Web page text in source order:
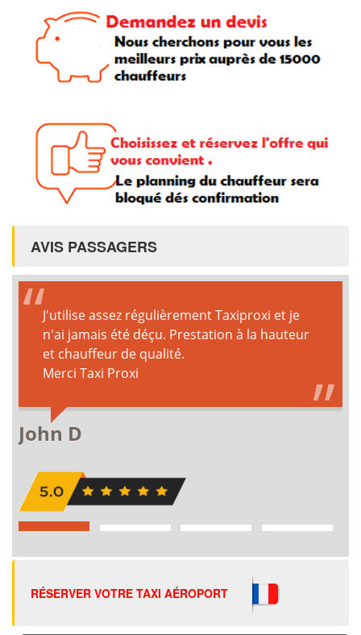
AVIS PASSAGERS
RÉSERVER VOTRE TAXI AÉROPORT